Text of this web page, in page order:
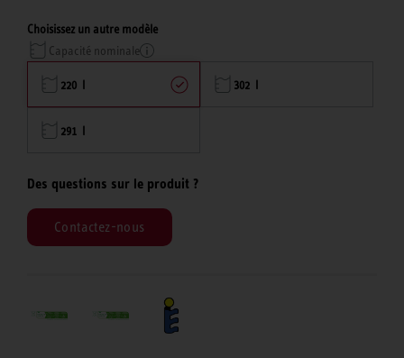
Choisissez un autre modèle
Capacité nominale
220 l 302 l
291 l
Des questions sur le produit ?
Contactez-nous